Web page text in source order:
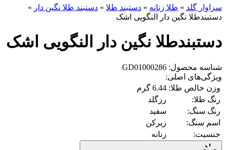
سزاوار گلد » طلا زنانه » دستبند طلا » دستبند طلا نگین دار »
دستبندطلا نگین دار النگویی اشک
دستبندطلا نگین دار النگویی اشک
شناسه محصول: GD01000286
ویژگی‌های اصلی:
وزن خالص طلا: 6.44 گرم
رنگ طلا:
رزگلد
رنگ سنگ:
سفید
اسم سنگ:
زیرکن
جنسیت:
زنانه